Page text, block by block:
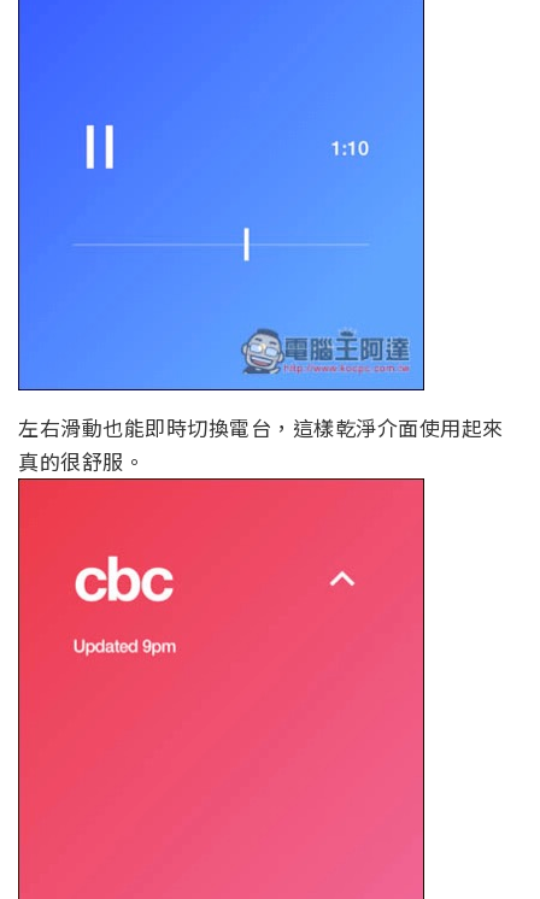
左右滑動也能即時切換電台，這樣乾淨介面使用起來
真的很舒服。